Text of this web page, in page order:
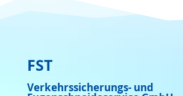
FST
Verkehrssicherungs- und